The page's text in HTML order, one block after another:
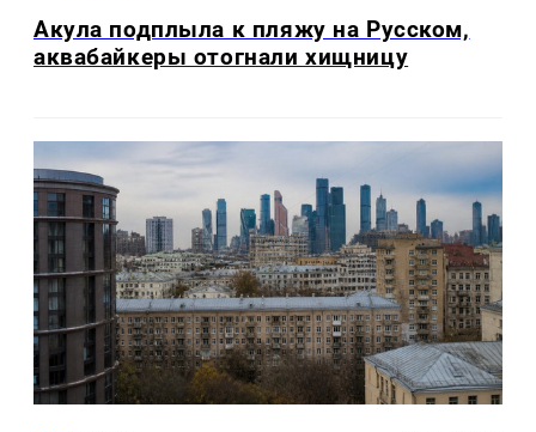
Акула подплыла к пляжу на Русском,
аквабайкеры отогнали хищницу